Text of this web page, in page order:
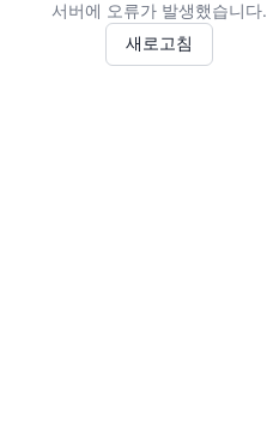
서버에 오류가 발생했습니다.
새로고침